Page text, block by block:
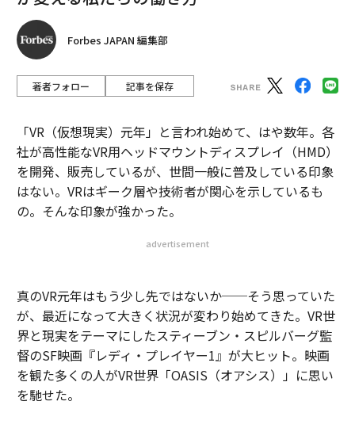
Forbes JAPAN 編集部
著者フォロー 記事を保存
「VR（仮想現実）元年」と言われ始めて、はや数年。各
社が高性能なVR用ヘッドマウントディスプレイ（HMD）
を開発、販売しているが、世間一般に普及している印象
はない。VRはギーク層や技術者が関心を示しているも
の。そんな印象が強かった。
advertisement
真のVR元年はもう少し先ではないか──そう思っていた
が、最近になって大きく状況が変わり始めてきた。VR世
界と現実をテーマにしたスティーブン・スピルバーグ監
督のSF映画『レディ・プレイヤー1』が大ヒット。映画
を観た多くの人がVR世界「OASIS（オアシス）」に思い
を馳せた。